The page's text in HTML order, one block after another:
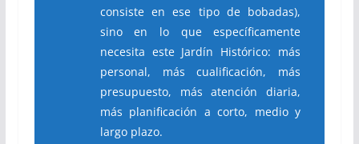
consiste en ese tipo de bobadas),
sino en lo que específicamente
necesita este Jardín Histórico: más
personal, más cualificación, más
presupuesto, más atención diaria,
más planificación a corto, medio y
largo plazo.